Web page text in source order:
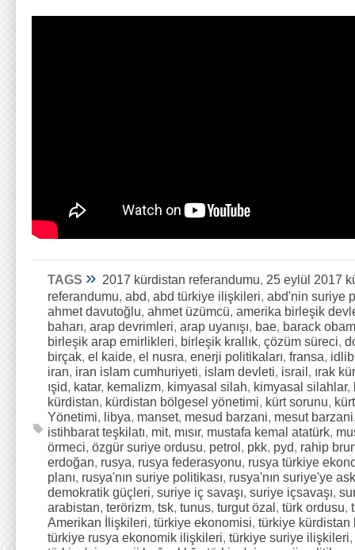
TAGS » 2017 kürdistan referandumu, 25 eylül 2017
referandumu, abd, abd türkiye ilişkileri, abd'nin suriye
ahmet davutoğlu, ahmet üzümcü, amerika birleşik
baharı, arap devrimleri, arap uyanışı, bae, barack
birleşik arap emirlikleri, birleşik krallık, çözüm süreci,
birçak, el kaide, el nusra, enerji politikaları, fransa, idlib
iran, iran islam cumhuriyeti, islam devleti, israil, ırak
ışid, katar, kemalizm, kimyasal silah, kimyasal silahlar,
kürdistan, kürdistan bölgesel yönetimi, kürt sorunu,
Yönetimi, libya, manset, mesud barzani, mesut barzani
istihbarat teşkilatı, mit, mısır, mustafa kemal atatürk,
örmeci, özgür suriye ordusu, petrol, pkk, pyd, rahip
erdoğan, rusya, rusya federasyonu, rusya türkiye
planı, rusya'nın suriye politikası, rusya'nın suriye'ye
demokratik güçleri, suriye iç savaşı, suriye içsavaşı,
arabistan, terörizm, tsk, tunus, turgut özal, türk ordusu,
Amerikan İlişkileri, türkiye ekonomisi, türkiye
türkiye rusya ekonomik ilişkileri, türkiye suriye ilişkileri,